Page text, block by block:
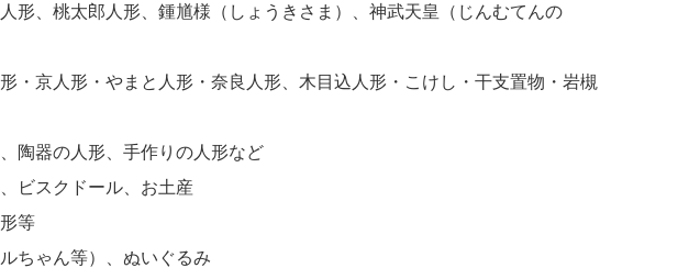
形、桃太郎人形、鍾馗様（しょうきさま）、神武天皇（じんむてんの
・京人形・やまと人形・奈良人形、木目込人形・こけし・干支置物・岩槻
陶器の人形、手作りの人形など
ビスクドール、お土産
等
ちゃん等）、ぬいぐるみ